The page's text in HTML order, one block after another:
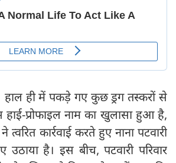
हाल ही में पकड़े गए कुछ ड्रग तस्करों से
प्रोफाइल नाम का खुलासा हुआ है,
कार्रवाई करते हुए नाना पटवारी
है। इस बीच, पटवारी परिवार